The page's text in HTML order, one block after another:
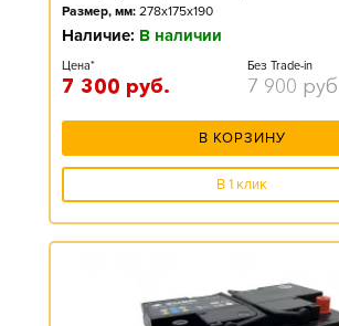
Размер, мм: 278x175x190
Наличие: В наличии
Цена*
7 300 руб.
Без Trade-in
7 900
В КОРЗИНУ
В 1 клик